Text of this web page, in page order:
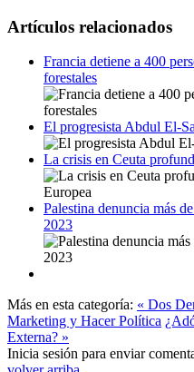
Artículos relacionados
Francia detiene a 400
forestales
El progresista Abdul El-
La crisis en Ceuta
Palestina denuncia más
2023
Más en esta categoría: « Dos
Marketing y Hacer Política
Externa? »
Inicia sesión para enviar